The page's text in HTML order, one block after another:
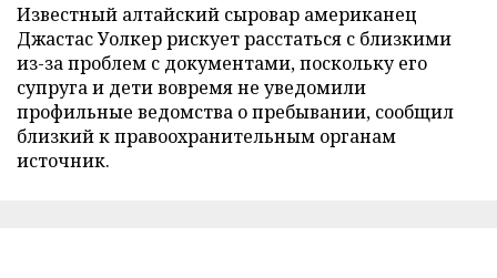
Известный алтайский сыровар американец
Джастас Уолкер рискует расстаться с близкими
из-за проблем с документами, поскольку его
супруга и дети вовремя не уведомили
профильные ведомства о пребывании, сообщил
близкий к правоохранительным органам
источник.